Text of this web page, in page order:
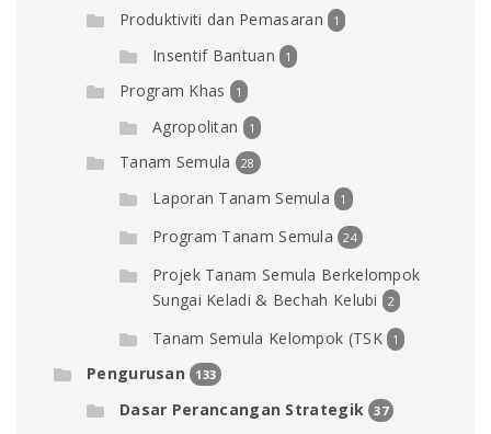
Produktiviti dan Pemasaran 1
Insentif Bantuan 1
Program Khas 1
Agropolitan 1
Tanam Semula 28
Laporan Tanam Semula 1
Program Tanam Semula 24
Projek Tanam Semula Berkelompok
Sungai Keladi & Bechah Kelubi
2
Tanam Semula Kelompok (TSK 1
Pengurusan 133
Dasar Perancangan Strategik 37